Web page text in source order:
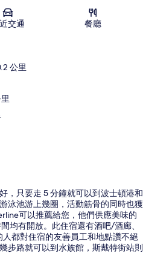
地圖
交通 餐廳
公里
，只要走 5 分鐘就可以到波士頓港和
泳池游上幾圈，活動筋骨的同時也獲
可以推薦給您，他們供應美味的
均有開放。此住宿還有酒吧/酒廊、
都對住宿的友善員工和地點讚不絕
步路就可以到水族館，斯戴特街站則